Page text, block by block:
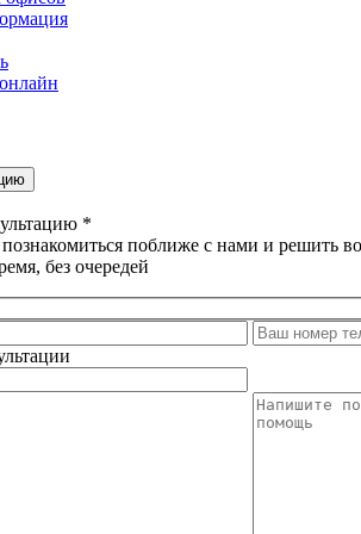
*
поближе с нами и решить
без очередей